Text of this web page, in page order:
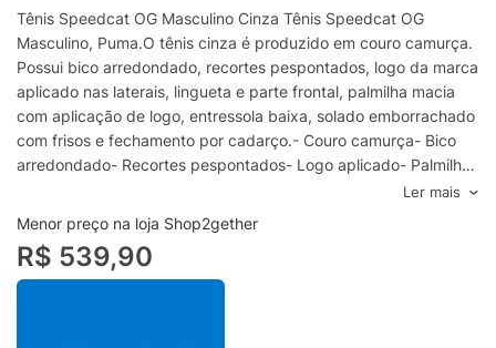
Tênis Speedcat OG Masculino Cinza Tênis Speedcat OG
Masculino, Puma.O tênis cinza é produzido em couro camurça.
Possui bico arredondado, recortes pespontados, logo da marca
aplicado nas laterais, lingueta e parte frontal, palmilha macia
com aplicação de logo, entressola baixa, solado emborrachado
com frisos e fechamento por cadarço.- Couro camurça- Bico
arredondado- Recortes pespontados- Logo aplicado- Palmilha
cadarçoEspecificações & CuidadosMaterial: Couro camurçaCor:
CinzaMarca: Puma
Ler mais
Menor preço na loja Shop2gether
R$ 539,90